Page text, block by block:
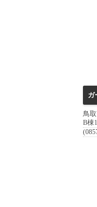
ガ
鳥
B棟